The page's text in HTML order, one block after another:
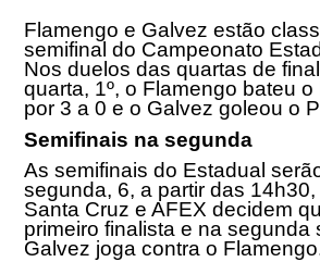
Flamengo e Galvez estão
semifinal do Campeonato
Nos duelos das quartas de
quarta, 1º, o Flamengo bateu
por 3 a 0 e o Galvez goleou o
Semifinais na segunda
As semifinais do Estadual
segunda, 6, a partir das 14h30
Santa Cruz e AFEX decidem
primeiro finalista e na segunda
Galvez joga contra o